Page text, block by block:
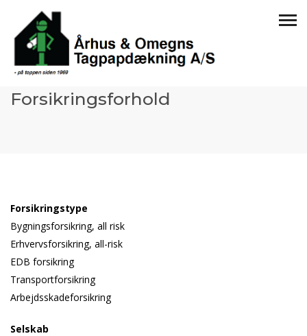
Forsikringsforhold
Forsikringstype
Bygningsforsikring, all risk
Erhvervsforsikring, all-risk
EDB forsikring
Transportforsikring
Arbejdsskadeforsikring
Selskab